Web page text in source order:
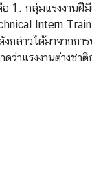
1. กลุ่มแรงงาน
Intern
าวได้มาจากกา
าแรงงานต่างช